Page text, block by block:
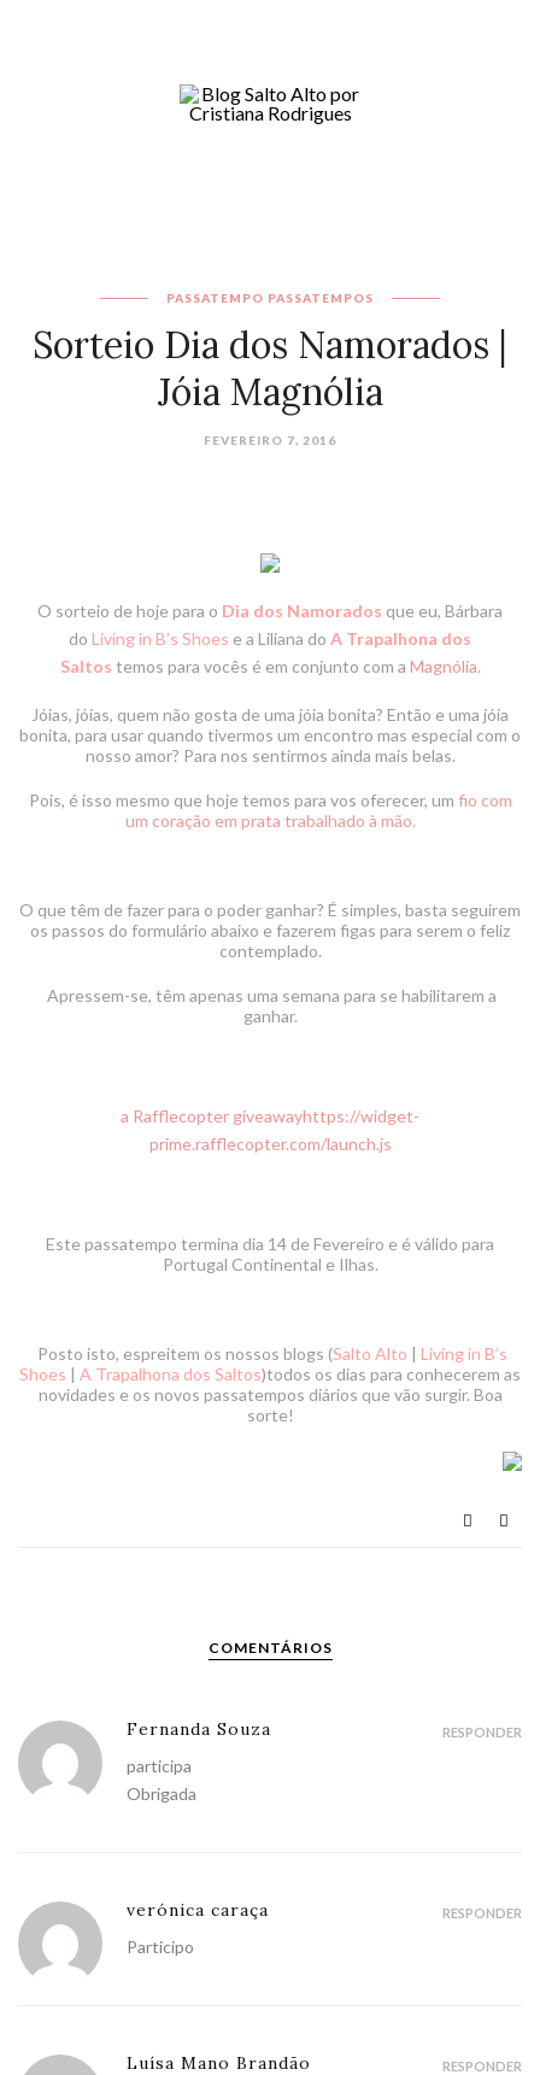
PASSATEMPO PASSATEMPOS
Sorteio Dia dos Namorados |
Jóia Magnólia
FEVEREIRO 7, 2016
O sorteio de hoje para o Dia dos Namorados que eu, Bárbara
do Living in B’s Shoes e a Liliana do A Trapalhona dos
Saltos temos para vocês é em conjunto com a Magnólia.
Jóias, jóias, quem não gosta de uma jóia bonita? Então e uma jóia
bonita, para usar quando tivermos um encontro mas especial com o
nosso amor? Para nos sentirmos ainda mais belas.
Pois, é isso mesmo que hoje temos para vos oferecer, um fio com
um coração em prata trabalhado à mão.
O que têm de fazer para o poder ganhar? É simples, basta seguirem
os passos do formulário abaixo e fazerem figas para serem o feliz
contemplado.
Apressem-se, têm apenas uma semana para se habilitarem a
ganhar.
a Rafflecopter giveawayhttps://widget-
prime.rafflecopter.com/launch.js
Este passatempo termina dia 14 de Fevereiro e é válido para
Portugal Continental e Ilhas.
Posto isto, espreitem os nossos blogs (Salto Alto | Living in B’s
Shoes | A Trapalhona dos Saltos)todos os dias para conhecerem as
novidades e os novos passatempos diários que vão surgir. Boa
sorte!
COMENTÁRIOS
Fernanda Souza
participa
Obrigada
RESPONDER
verónica caraça
Participo
RESPONDER
Luísa Mano Brandão RESPONDER